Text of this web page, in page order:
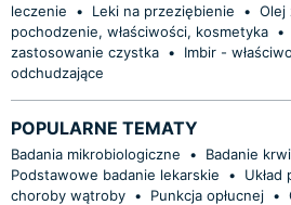
leczenie
• Leki na przeziębienie • Olej
pochodzenie, właściwości, kosmetyka •
zastosowanie czystka •
Imbir -
odchudzające
POPULARNE TEMATY
Badania mikrobiologiczne • Badanie krwi
Podstawowe badanie lekarskie
• Układ
choroby wątroby • Punkcja opłucnej •